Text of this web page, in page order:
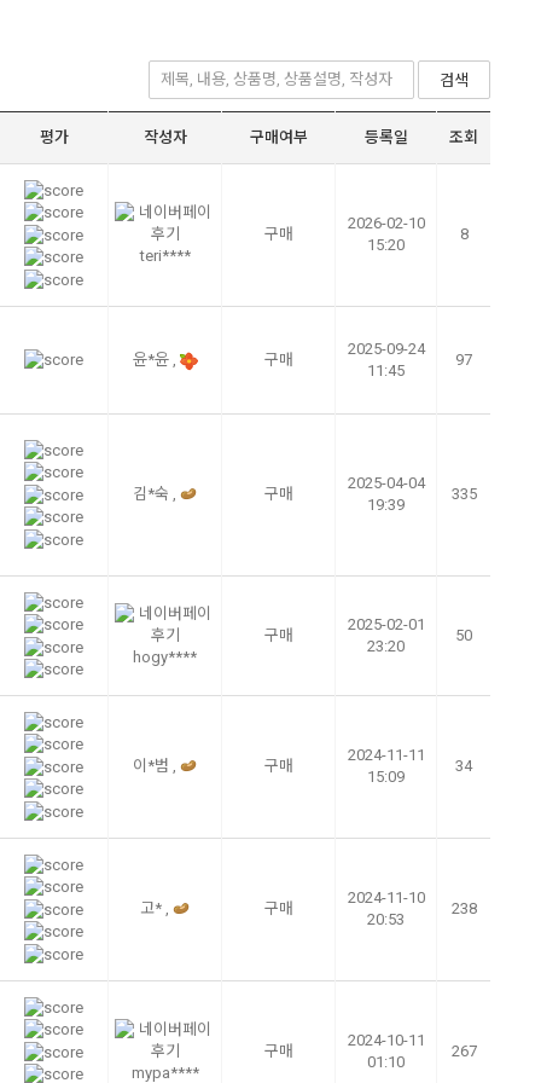
검색
평가 작성자 구매여부 등록일 조회
teri****
구매
2026-02-10
15:20
8
윤*윤 , 구매
2025-09-24
11:45
97
김*숙 , 구매
2025-04-04
19:39
335
hogy****
구매
2025-02-01
23:20
50
이*범 , 구매
2024-11-11
15:09
34
고* , 구매
2024-11-10
20:53
238
mypa****
구매
2024-10-11
01:10
267